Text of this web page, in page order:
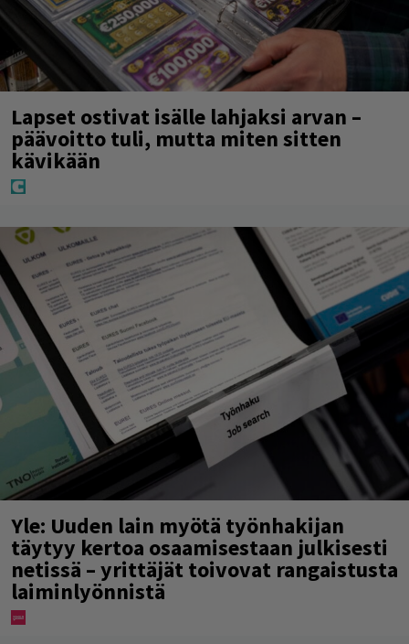
Lapset ostivat isälle lahjaksi arvan –
päävoitto tuli, mutta miten sitten
kävikään
Yle: Uuden lain myötä työnhakijan
täytyy kertoa osaamisestaan julkisesti
netissä – yrittäjät toivovat rangaistusta
laiminlyönnistä